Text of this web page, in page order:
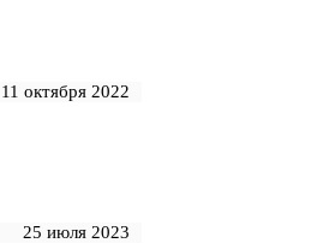
11 октября 2022
25 июля 2023